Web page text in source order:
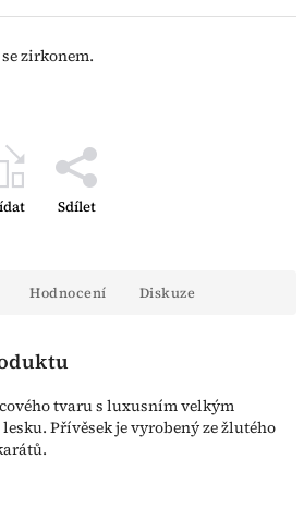
zirkonem.
Sdílet
Hodnocení Diskuze
tvaru s luxusním velkým
Přívěsek je vyrobený ze žlutého